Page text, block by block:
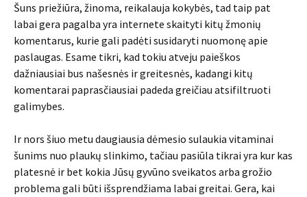
Šuns priežiūra, žinoma, reikalauja kokybės, tad taip pat
labai gera pagalba yra internete skaityti kitų žmonių
komentarus, kurie gali padėti susidaryti nuomonę apie
paslaugas. Esame tikri, kad tokiu atveju paieškos
dažniausiai bus našesnės ir greitesnės, kadangi kitų
komentarai paprasčiausiai padeda greičiau atsifiltruoti
galimybes.
Ir nors šiuo metu daugiausia dėmesio sulaukia vitaminai
šunims nuo plaukų slinkimo, tačiau pasiūla tikrai yra kur kas
platesnė ir bet kokia Jūsų gyvūno sveikatos arba grožio
problema gali būti išsprendžiama labai greitai. Gera, kai